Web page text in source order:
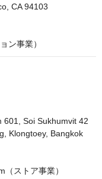
CA 94103
601, Soi Sukhumvit 42
Klongtoey, Bangkok
ストア事業）